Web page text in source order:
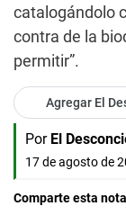
catalogándolo
contra de la
permitir”.
Agregar El
Por El
17 de agosto de
Comparte esta